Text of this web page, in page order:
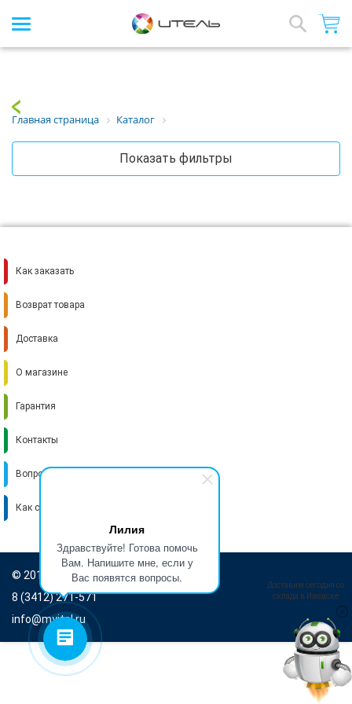
Лилия
Здравствуйте! Готова помочь
Вам. Напишите мне, если у
Вас появятся вопросы.
Доставим сегодня со
склада в Ижевске
Array
Главная страница Каталог
Показать фильтры
Как заказать
Возврат товара
Доставка
О магазине
Гарантия
Контакты
Вопрос-ответ
Как стать поставщиком
© 2016-2026 Итель
8 (3412) 271-571
info@myitel.ru